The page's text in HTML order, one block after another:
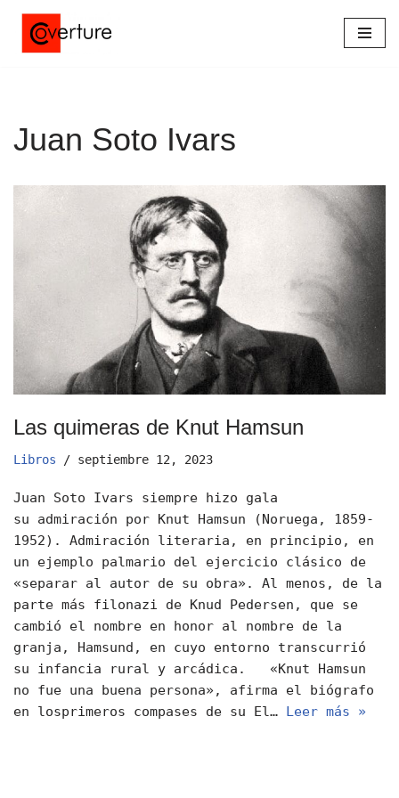
Saltar
Juan Soto Ivars
Las quimeras de Knut Hamsun
Libros septiembre 12, 2023
Juan Soto Ivars siempre hizo gala
su admiración por Knut Hamsun (Noruega, 1859-
1952). Admiración literaria, en principio, en
un ejemplo palmario del ejercicio clásico de
«separar al autor de su obra». Al menos, de la
parte más filonazi de Knud Pedersen, que se
cambió el nombre en honor al nombre de la
granja, Hamsund, en cuyo entorno transcurrió
su infancia rural y arcádica. «Knut Hamsun
no fue una buena persona», afirma el biógrafo
en losprimeros compases de su El… Leer más »